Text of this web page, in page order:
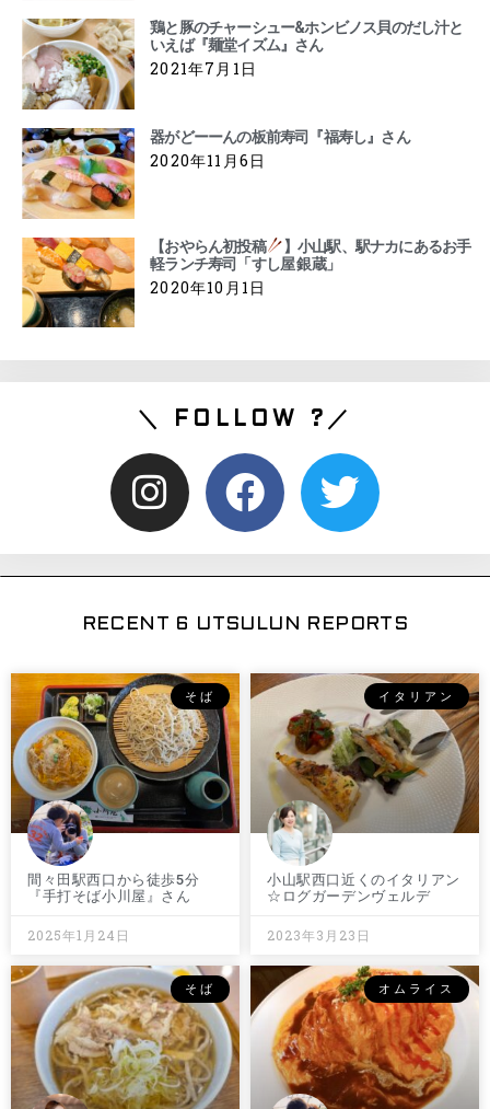
鶏と豚のチャーシュー&ホンビノス貝のだし汁と
いえば『麺堂イズム』さん
2021年7月1日
器がどーーんの板前寿司『福寿し』さん
2020年11月6日
【おやらん初投稿
】小山駅、駅ナカにあるお手
軽ランチ寿司「すし屋 銀蔵」
2020年10月1日
＼ FOLLOW ?／
RECENT 6 UTSULUN REPORTS
そば
間々田駅西口から徒歩5分
『手打そば小川屋』さん
2025年1月24日
イタリアン
小山駅西口近くのイタリアン
☆ログガーデンヴェルデ
2023年3月23日
そば オムライス